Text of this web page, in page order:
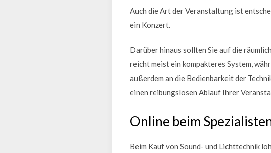
Auch die Art der Veranstaltung ist
ein Konzert.
Darüber hinaus sollten Sie auf die
reicht meist ein kompakteres System,
außerdem an die Bedienbarkeit der
einen reibungslosen Ablauf Ihrer
Online beim
Beim Kauf von Sound- und Lichttechnik